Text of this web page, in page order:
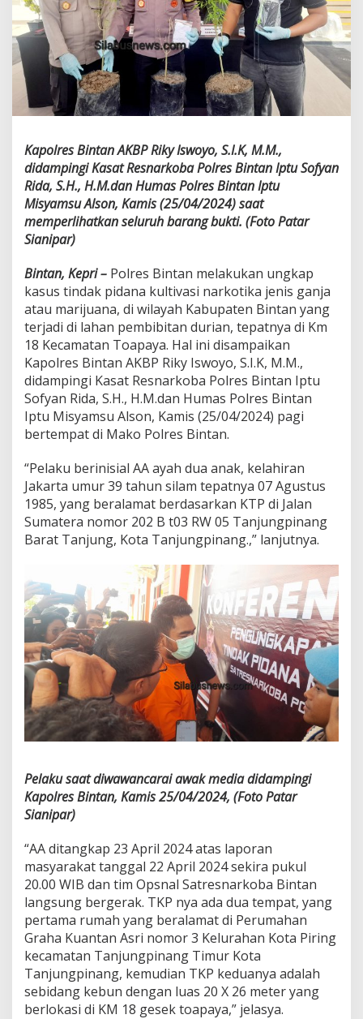
k
a
p
S
a
t
r
e
n
a
r
k
o
b
a
l
r
s
B
i
n
t
a
n
Kapolres Bintan AKBP Riky Iswoyo, S.I.K, M.M.,
didampingi Kasat Resnarkoba Polres Bintan Iptu Sofyan
Rida, S.H., H.M.dan Humas Polres Bintan Iptu
Misyamsu Alson, Kamis (25/04/2024) saat
memperlihatkan seluruh barang bukti. (Foto Patar
Sianipar)
Bintan, Kepri – Polres Bintan melakukan ungkap
kasus tindak pidana kultivasi narkotika jenis ganja
atau marijuana, di wilayah Kabupaten Bintan yang
terjadi di lahan pembibitan durian, tepatnya di Km
18 Kecamatan Toapaya. Hal ini disampaikan
Kapolres Bintan AKBP Riky Iswoyo, S.I.K, M.M.,
didampingi Kasat Resnarkoba Polres Bintan Iptu
Sofyan Rida, S.H., H.M.dan Humas Polres Bintan
Iptu Misyamsu Alson, Kamis (25/04/2024) pagi
bertempat di Mako Polres Bintan.
“Pelaku berinisial AA ayah dua anak, kelahiran
Jakarta umur 39 tahun silam tepatnya 07 Agustus
1985, yang beralamat berdasarkan KTP di Jalan
Sumatera nomor 202 B t03 RW 05 Tanjungpinang
Barat Tanjung, Kota Tanjungpinang.,” lanjutnya.
Pelaku saat diwawancarai awak media didampingi
Kapolres Bintan, Kamis 25/04/2024, (Foto Patar
Sianipar)
“AA ditangkap 23 April 2024 atas laporan
masyarakat tanggal 22 April 2024 sekira pukul
20.00 WIB dan tim Opsnal Satresnarkoba Bintan
langsung bergerak. TKP nya ada dua tempat, yang
pertama rumah yang beralamat di Perumahan
Graha Kuantan Asri nomor 3 Kelurahan Kota Piring
kecamatan Tanjungpinang Timur Kota
Tanjungpinang, kemudian TKP keduanya adalah
sebidang kebun dengan luas 20 X 26 meter yang
berlokasi di KM 18 gesek toapaya,” jelasya.